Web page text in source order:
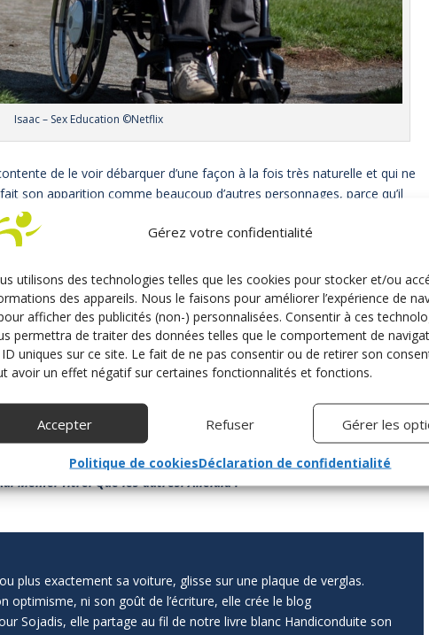
Gérez votre confidentialité
utilisons des technologies telles que les cookies pour stocker et/ou
des appareils. Nous le faisons pour améliorer l’expérience de
afficher des publicités (non-) personnalisées. Consentir à ces
permettra de traiter des données telles que le comportement de
uniques sur ce site. Le fait de ne pas consentir ou de retirer son
avoir un effet négatif sur certaines fonctionnalités et fonctions.
Accepter Refuser Gérer les
Politique de cookiesDéclaration de confidentialité
Isaac – Sex Education ©Netflix
de le voir débarquer d’une façon à la fois très naturelle et qui ne
son apparition comme beaucoup d’autres personnages, parce qu’il
qui va demander conseil à Otis, non. Il est arrivé comme un
avec un humour piquant qui nous font y porter intérêt
dans lequel je me retrouve
pour être en fauteuil, il ne raconte jamais deux fois la même
et est montré avec beaucoup de pudeur. Comme il vit dans un
deux plans qu’il dépend pas mal de ce dernier dans la vie quotidienne,
que pour s’en faire plaindre. On le voit peindre, on le voit aller en
d’un humour bien piquant comme je le disais, pour se faire porter
un escalier. On a plus envie de se dire que le gars est un génie
pas parfait, surtout quand il est amoureux et qu’il se rend compte
fait partie des protagonistes auxquels on s’accroche, que l’on va aimer
Même. Titre. Que les autres. Alleluia !
plus exactement sa voiture, glisse sur une plaque de verglas.
optimisme, ni son goût de l’écriture, elle crée le blog
Sojadis, elle partage au fil de notre livre blanc Handiconduite son